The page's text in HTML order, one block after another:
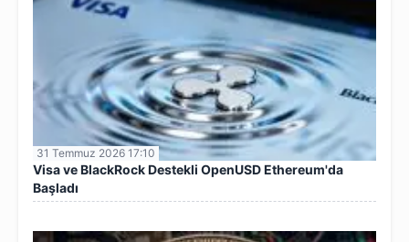
31 Temmuz 2026 17:10
Visa ve BlackRock Destekli OpenUSD Ethereum'da
Başladı